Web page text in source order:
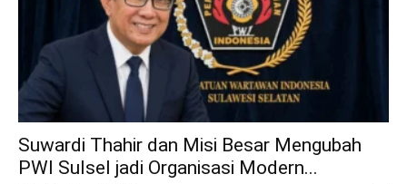
Suwardi Thahir dan Misi Besar Mengubah
PWI Sulsel jadi Organisasi Modern...